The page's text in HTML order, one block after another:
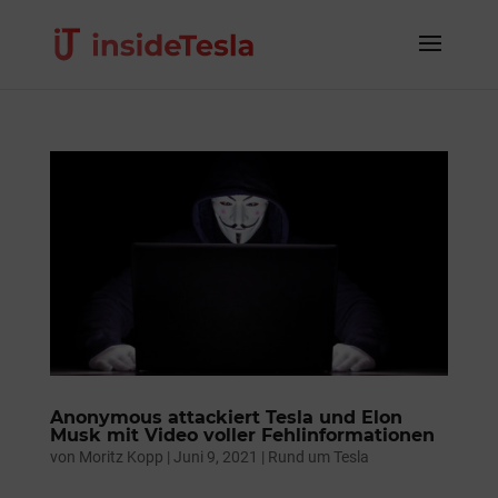
Anonymous attackiert Tesla und Elon
Musk mit Video voller Fehlinformationen
von Moritz Kopp | Juni 9, 2021 | Rund um Tesla